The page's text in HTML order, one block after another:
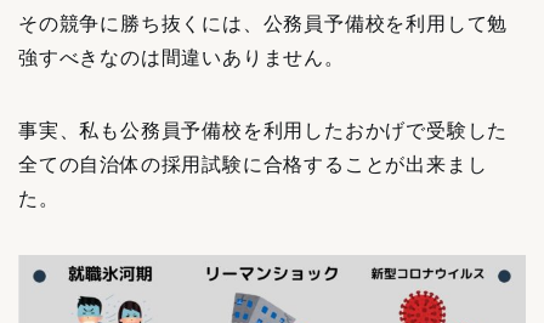
その競争に勝ち抜くには、公務員予備校を利用して勉
強すべきなのは間違いありません。
事実、私も公務員予備校を利用したおかげで受験した
全ての自治体の採用試験に合格することが出来まし
た。